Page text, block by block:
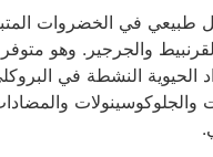
طبيعي في الخضروات
والجرجير. وهو
النشطة في
والجلوكوسينولات